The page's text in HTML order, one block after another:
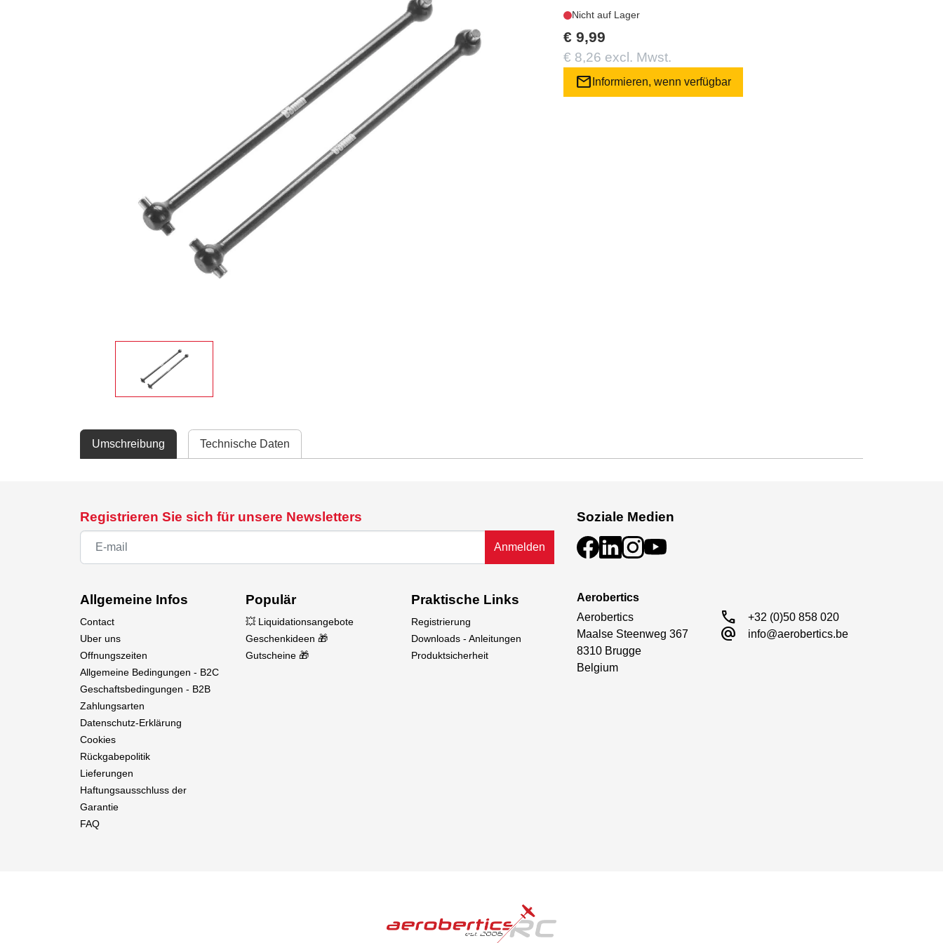
Nicht auf Lager
€ 9,99
€ 8,26 excl. Mwst.
mail Informieren, wenn verfügbar
Umschreibung Technische Daten
Registrieren Sie sich für unsere Newsletters
Anmelden
Soziale Medien
Allgemeine Infos
Contact
Uber uns
Offnungszeiten
Allgemeine Bedingungen - B2C
Geschaftsbedingungen - B2B
Zahlungsarten
Datenschutz-Erklärung
Cookies
Rückgabepolitik
Lieferungen
Haftungsausschluss der
Garantie
FAQ
Populär
💥 Liquidationsangebote
Geschenkideen 🎁
Gutscheine 🎁
Praktische Links
Registrierung
Downloads - Anleitungen
Produktsicherheit
Aerobertics
Aerobertics
Maalse Steenweg 367
8310 Brugge
Belgium
call +32 (0)50 858 020
alternate_email info@aerobertics.be